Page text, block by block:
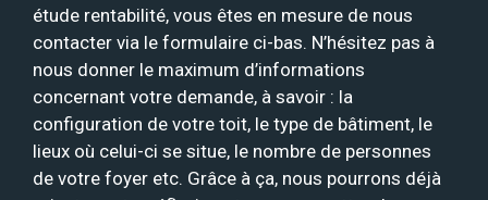
étude rentabilité, vous êtes en mesure de nous
contacter via le formulaire ci-bas. N’hésitez pas à
nous donner le maximum d’informations
concernant votre demande, à savoir : la
configuration de votre toit, le type de bâtiment, le
lieux où celui-ci se situe, le nombre de personnes
de votre foyer etc. Grâce à ça, nous pourrons déjà